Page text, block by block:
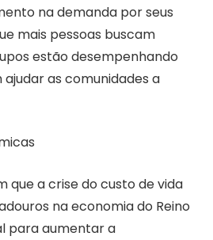
na demanda por seus
mais pessoas buscam
estão desempenhando
as comunidades a
que a crise do custo de vida
na economia do Reino
para aumentar a